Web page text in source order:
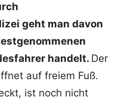
geht man davon
handelt. Der
auf freiem Fuß.
ist noch nicht